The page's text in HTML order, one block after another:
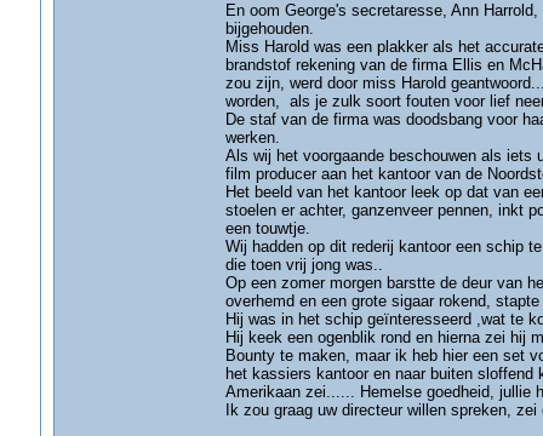
En oom George's secretaresse, Ann
bijgehouden.
Miss Harold was een plakker als het
brandstof rekening van de firma Ellis en
zou zijn, werd door miss Harold
worden, als je zulk soort fouten voor lief
De staf van de firma was doodsbang voor
werken.
Als wij het voorgaande beschouwen als iets
film producer aan het kantoor van de
Het beeld van het kantoor leek op dat van
stoelen er achter, ganzenveer pennen, inkt
een touwtje.
Wij hadden op dit rederij kantoor een schip
die toen vrij jong was..
Op een zomer morgen barstte de deur van
overhemd en een grote sigaar rokend,
Hij was in het schip geïnteresseerd ,wat te
Hij keek een ogenblik rond en hierna zei hij
Bounty te maken, maar ik heb hier een set
het kassiers kantoor en naar buiten
Amerikaan zei...... Hemelse goedheid, jullie
Ik zou graag uw directeur willen spreken,